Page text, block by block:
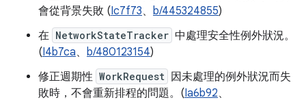
會從背景失敗 (Ic7f73、 b/445324855)
在 NetworkStateTracker 中處理安全性例外狀況。
(I4b7ca、 b/480123154)
修正週期性 WorkRequest 因未處理的例外狀況而失
敗時，不會重新排程的問題。(Ia6b92、